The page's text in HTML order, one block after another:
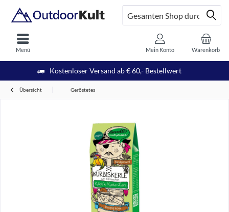
Kostenloser Versand ab € 60,- Bestellwert
Menü Warenkorb
Mein Konto
Übersicht Geröstetes